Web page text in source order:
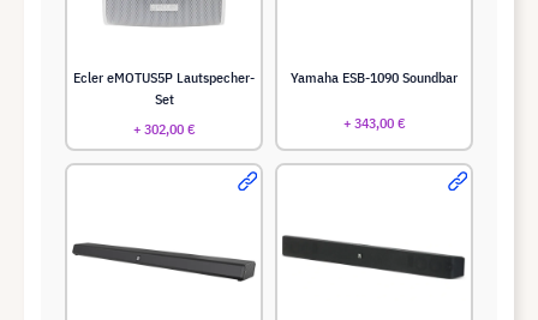
Ecler eMOTUS5P Lautspecher-
Set
+ 302,00 €
Yamaha ESB-1090 Soundbar
+ 343,00 €